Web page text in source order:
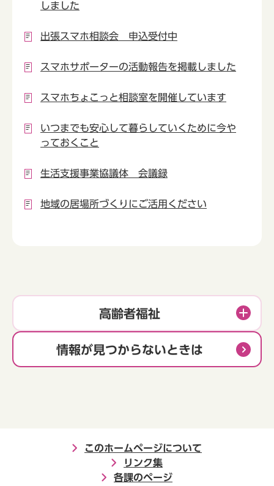
しました
出張スマホ相談会 申込受付中
スマホサポーターの活動報告を掲載しました
スマホちょこっと相談室を開催しています
いつまでも安心して暮らしていくために今や
っておくこと
生活支援事業協議体 会議録
地域の居場所づくりにご活用ください
高齢者福祉
情報が見つからないときは
このホームページについて
リンク集
各課のページ